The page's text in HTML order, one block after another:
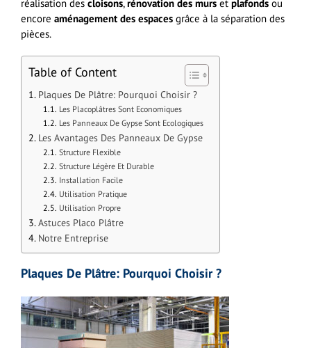
réalisation des cloisons,rénovation des murs et plafonds ou
encore aménagement des espaces grâce à la séparation des
pièces.
Table of Content
Plaques De Plâtre: Pourquoi Choisir ?
Les Placoplâtres Sont Economiques
Les Panneaux De Gypse Sont Ecologiques
Les Avantages Des Panneaux De Gypse
Structure Flexible
Structure Légère Et Durable
Installation Facile
Utilisation Pratique
Utilisation Propre
Astuces Placo Plâtre
Notre Entreprise
Plaques De Plâtre: Pourquoi Choisir?